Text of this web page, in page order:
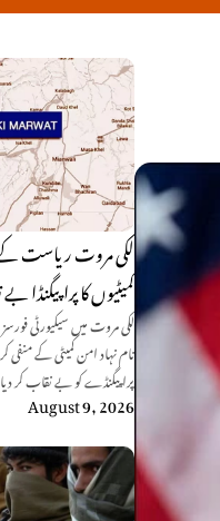
لکی مروت ریاست
کمیٹیوں کا پراپیگنڈا
لکی مروت میں سیکیورٹی
نام نہاد امن کمیٹی کے
پراپیگنڈے کو بے نقاب کر
August 9, 2026